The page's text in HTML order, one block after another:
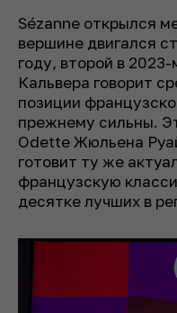
Sézanne открылся
вершине двигался
году, второй в
Кальвера говорит
позиции
прежнему сильны.
Odette Жюльена
готовит ту же
французскую
десятке лучших в